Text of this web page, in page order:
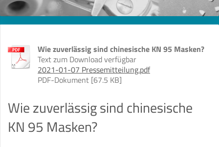
Wie zuverlässig sind chinesische KN 95 Masken?
Text zum Download verfügbar
2021-01-07 Pressemitteilung.pdf
PDF-Dokument [67.5 KB]
Wie zuverlässig sind chinesische
KN 95 Masken?